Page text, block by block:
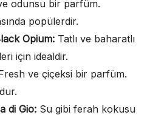
odunsu bir parfüm.
popülerdir.
Opium: Tatlı ve baharatlı
için idealdir.
ve çiçeksi bir parfüm.
di Gio: Su gibi ferah kokusu